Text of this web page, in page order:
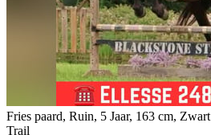
Fries paard, Ruin, 5 Jaar, 163 cm, Zwart
Trail